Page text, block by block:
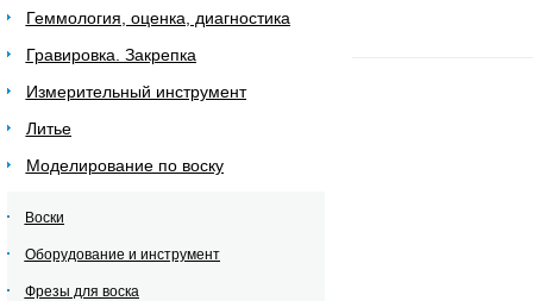
Геммология, оценка, диагностика
Гравировка. Закрепка
Измерительный инструмент
Литье
Моделирование по воску
Воски
Оборудование и инструмент
Фрезы для воска